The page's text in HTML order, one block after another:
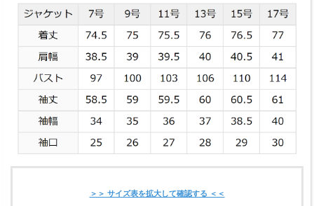
＞＞ サイズ表を拡大して確認する ＜＜